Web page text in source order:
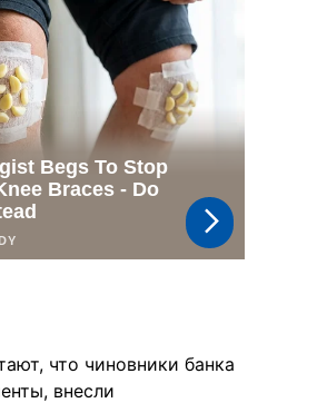
что чиновники банка
внесли